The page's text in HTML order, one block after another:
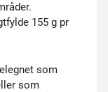
155 g pr
som
som